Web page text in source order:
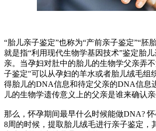
“胎儿亲子鉴定”也称为“产前亲子鉴定”“胚
就是指“利用现代生物学基因技术”鉴定胎
亲。当孕妇对肚中的胎儿的生物学父亲弄
子鉴定"可以从孕妇的羊水或者胎儿绒毛组
得胎儿的DNA信息和待定父亲的DNA信息
儿的生物学遗传意义上的父亲是谁来确认亲
那么，怀孕期间最早什么时候能做DNA?
8周的时候，提取胎儿绒毛进行亲子鉴定，